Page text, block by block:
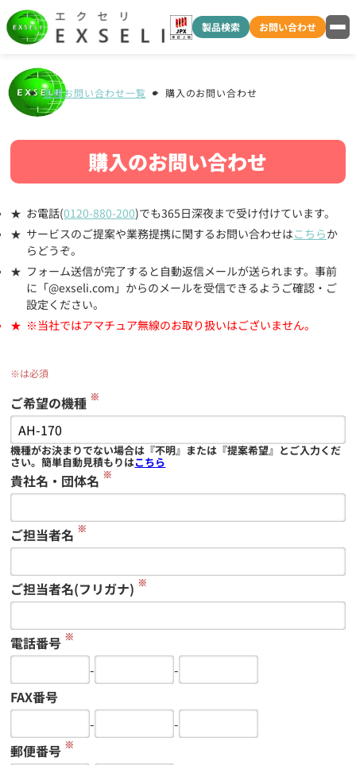
製品検索 お問い合わせ
各種お問い合わせ一覧 購入のお問い合わせ
購入のお問い合わせ
お電話(0120-880-200)でも365日深夜まで受け付けています。
サービスのご提案や業務提携に関するお問い合わせはこちらか
らどうぞ。
フォーム送信が完了すると自動返信メールが送られます。事前
に「@exseli.com」からのメールを受信できるようご確認・ご
設定ください。
※当社ではアマチュア無線のお取り扱いはございません。
※は必須
ご希望の機種 ※
機種がお決まりでない場合は『不明』または『提案希望』とご入力くだ
さい。簡単自動見積もりはこちら
貴社名・団体名 ※
ご担当者名 ※
ご担当者名(フリガナ) ※
電話番号 ※
-
-
FAX番号
-
-
郵便番号 ※